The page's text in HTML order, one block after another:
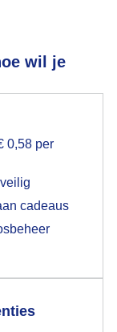
wil je
0,58 per
cadeaus
voor
op hebt
pop-up uit